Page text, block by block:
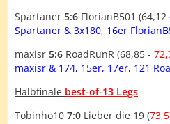
Spartaner 5:6 FlorianB501 (64,12
Spartaner & 3x180, 16er
maxisr 5:6 RoadRunR (68,85 -
maxisr & 174, 15er, 17er, 121
Halbfinale best-of-13 Legs
Tobinho10 7:0 Lieber die 19 (